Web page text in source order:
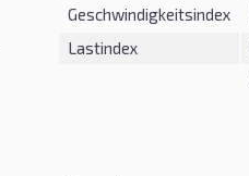
Geschwindigkeitsindex
Lastindex